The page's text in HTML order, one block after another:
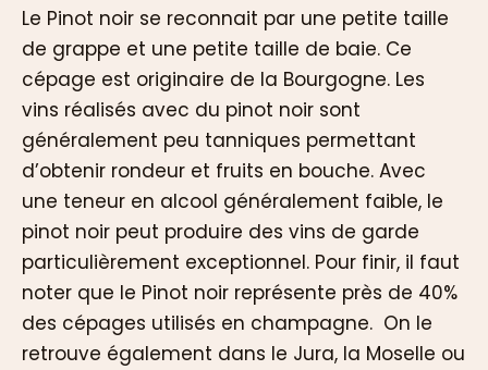
Le Pinot noir se reconnait par une petite taille
de grappe et une petite taille de baie. Ce
cépage est originaire de la Bourgogne. Les
vins réalisés avec du pinot noir sont
généralement peu tanniques permettant
d’obtenir rondeur et fruits en bouche. Avec
une teneur en alcool généralement faible, le
pinot noir peut produire des vins de garde
particulièrement exceptionnel. Pour finir, il faut
noter que le Pinot noir représente près de 40%
des cépages utilisés en champagne. On le
retrouve également dans le Jura, la Moselle ou